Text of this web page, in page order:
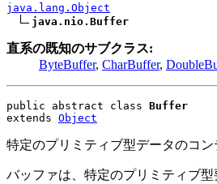
java.lang.Object
java.nio.Buffer
直系の既知のサブクラス:
ByteBuffer, CharBuffer,
public abstract class Buffer
extends Object
特定のプリミティブ型データのコン
バッファは、特定のプリミティブ